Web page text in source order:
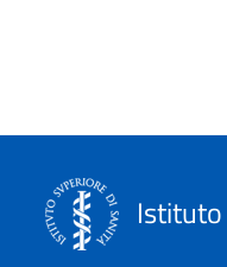
Istituto